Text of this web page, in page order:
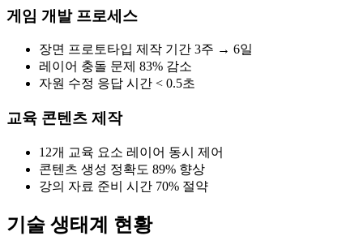
게임 개발 프로세스
장면 프로토타입 제작 기간 3주 → 6일
레이어 충돌 문제 83% 감소
자원 수정 응답 시간 < 0.5초
교육 콘텐츠 제작
12개 교육 요소 레이어 동시 제어
콘텐츠 생성 정확도 89% 향상
강의 자료 준비 시간 70% 절약
기술 생태계 현황